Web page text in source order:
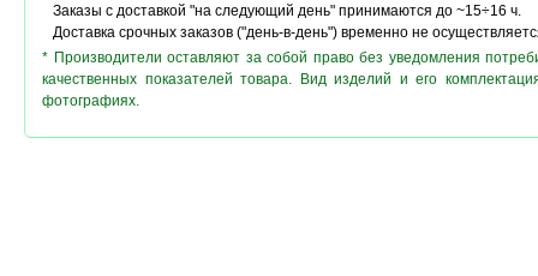
Заказы с доставкой "на следующий день" принимаются до ~15÷16 ч.
Доставка срочных заказов ("день-в-день") временно не
* Производители оставляют за собой право без уведомления
качественных показателей товара. Вид изделий и его
фотографиях.